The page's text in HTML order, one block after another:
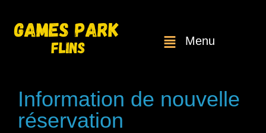
Menu
Information de nouvelle
réservation